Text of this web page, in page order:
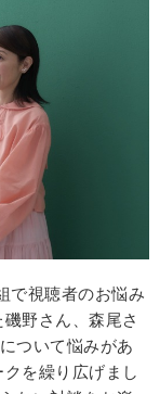
で視聴者のお悩み
野さん、森尾さ
ついて悩みがあ
を繰り広げまし